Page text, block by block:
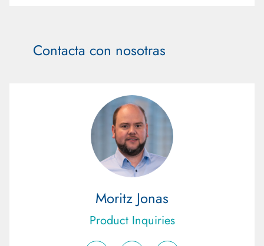
Contacta con nosotras
Moritz Jonas
Product Inquiries